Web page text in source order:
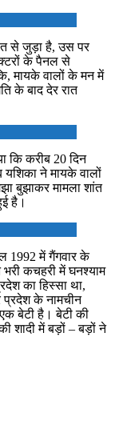
से जुड़ा है, उस पर
के पैनल से
मायके वालों के मन में
के बाद देर रात
कि करीब 20 दिन
ने मायके वालों
बुझाकर मामला शांत
है।
1992 में गैंगवार के
कचहरी में घनश्याम
का हिस्सा था,
प्रदेश के नामचीन
बेटी है। बेटी की
शादी में बड़ों – बड़ों ने